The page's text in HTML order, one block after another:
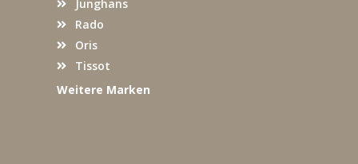
Junghans
Rado
Oris
Tissot
Weitere Marken